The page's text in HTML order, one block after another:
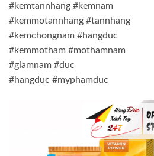
#kemtannhang #kemnam
#kemmotannhang #tannhang
#kemchongnam #hangduc
#kemmotham #mothamnam
#giamnam #duc
#hangduc #myphamduc